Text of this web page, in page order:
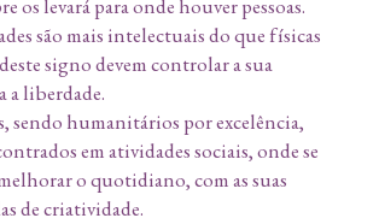
os levará para onde houver pessoas.
são mais intelectuais do que físicas
signo devem controlar a sua
a liberdade.
sendo humanitários por excelência,
em atividades sociais, onde se
o quotidiano, com as suas
de criatividade.